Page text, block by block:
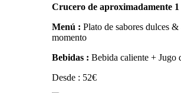
Crucero de aproximadamente
Menú : Plato de sabores dulces
momento
Bebidas : Bebida caliente + Jugo
Desde : 52€